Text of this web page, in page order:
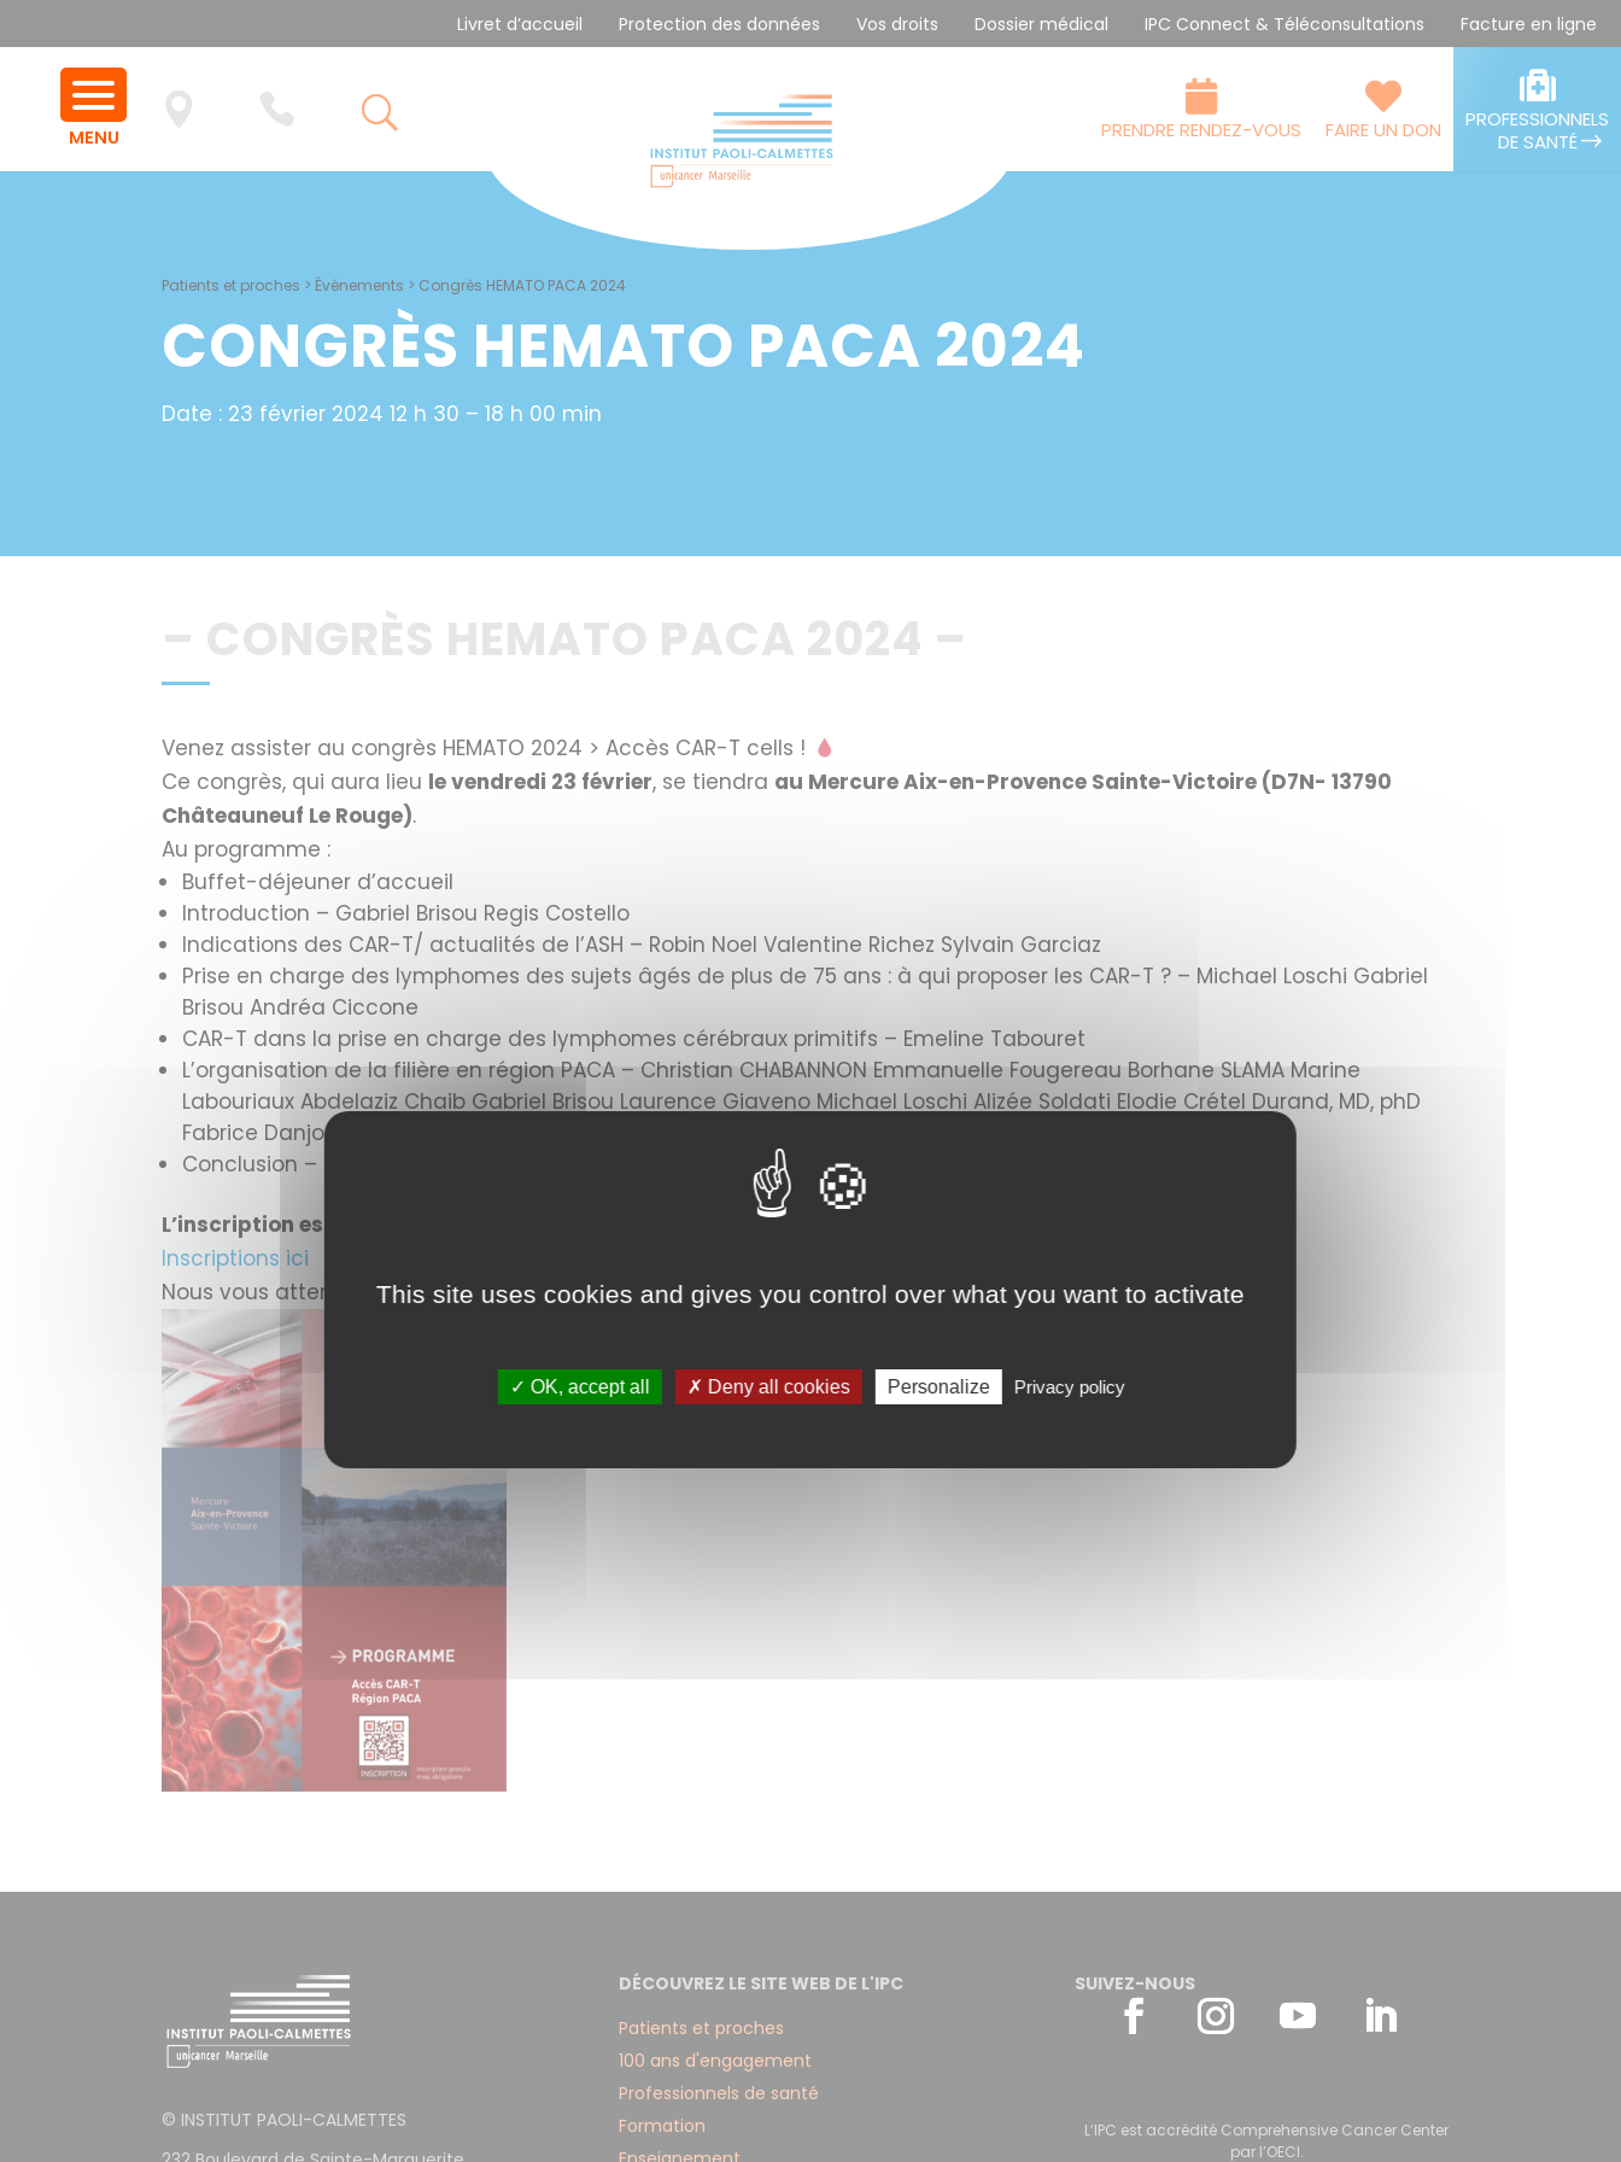
Livret d’accueil Protection des données Vos droits Dossier médical IPC Connect & Téléconsultations Facture en ligne
PROFESSIONNELS
DE SANTÉ
FAIRE UN DON
PRENDRE RENDEZ-VOUS
Patients et proches > Événements > Congrès HEMATO PACA 2024
CONGRÈS HEMATO PACA 2024
Date : 23 février 2024 12 h 30 –18 h 00 min
​– ​CONGRÈS HEMATO PACA 2024 ​–
Venez assister au congrès HEMATO 2024 > Accès CAR-T cells !
Ce congrès, qui aura lieu le vendredi 23 février, se tiendra au Mercure Aix-en-Provence Sainte-Victoire (D7N- 13790
Châteauneuf Le Rouge).
Au programme :
Buffet-déjeuner d’accueil
Introduction – Gabriel Brisou Regis Costello
Indications des CAR-T/ actualités de l’ASH – Robin Noel Valentine Richez Sylvain Garciaz
Prise en charge des lymphomes des sujets âgés de plus de 75 ans : à qui proposer les CAR-T ? – Michael Loschi Gabriel
Brisou Andréa Ciccone
CAR-T dans la prise en charge des lymphomes cérébraux primitifs – Emeline Tabouret
L’organisation de la filière en région PACA – Christian CHABANNON Emmanuelle Fougereau Borhane SLAMA Marine
Labouriaux Abdelaziz Chaib Gabriel Brisou Laurence Giaveno Michael Loschi Alizée Soldati Elodie Crétel Durand, MD, phD
Fabrice Danjou
Conclusion – Gabriel Brisou
L’inscription est gratuite mais obligatoire !
Inscriptions ici
Nous vous attendons nombreux pour assister au congrès et échanger avec l’ensemble des experts !
© INSTITUT PAOLI-CALMETTES
DÉCOUVREZ LE SITE WEB DE L'IPC
Patients et proches
100 ans d'engagement
Professionnels de santé
Formation
SUIVEZ-NOUS
L’IPC est accrédité Comprehensive Cancer Center
par l’OECI.
This site uses cookies and gives you control over what you want to activate
✓ OK, accept all ✗ Deny all cookies Personalize Privacy policy